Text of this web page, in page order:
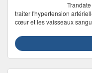
traiter l'hypertension
cœur et les vaisseaux